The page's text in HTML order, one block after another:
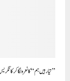
”تیار ہیں ہم“ کا نعرہ لگا کر